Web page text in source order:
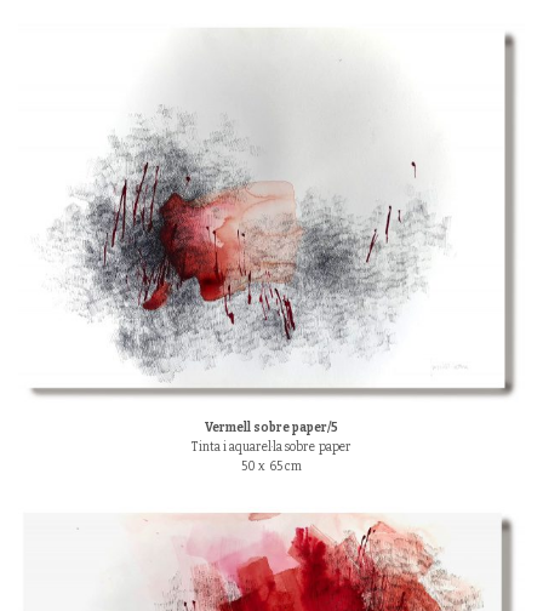
Vermell sobre paper/5
Tinta i aquarel·la sobre paper
50 x 65 cm